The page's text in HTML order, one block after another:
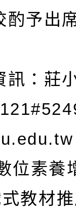
予出
：莊
素養
教材